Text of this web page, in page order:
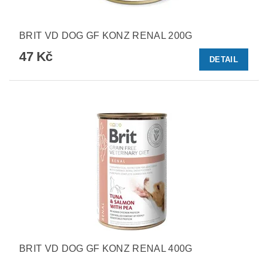
BRIT VD DOG GF KONZ RENAL 200G
47 Kč DETAIL
BRIT VD DOG GF KONZ RENAL 400G